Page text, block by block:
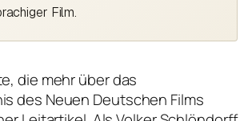
Film.
die mehr über das
des Neuen Deutschen Films